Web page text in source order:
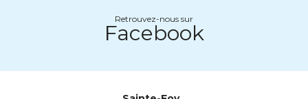
Retrouvez-nous sur
Facebook